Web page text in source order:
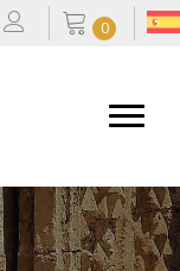
0